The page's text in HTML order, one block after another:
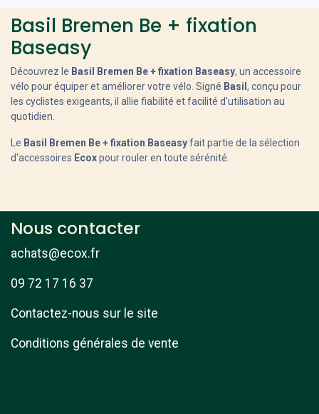
Basil Bremen Be + fixation
Baseasy
Découvrez le Basil Bremen Be + fixation Baseasy, un accessoire
vélo pour équiper et améliorer votre vélo. Signé Basil , conçu pour
les cyclistes exigeants, il allie fiabilité et facilité d'utilisation au
quotidien.
Le Basil Bremen Be + fixation Baseasyfait partie de la sélection
d'accessoires Ecoxpour rouler en toute sérénité.
Nous contacter
achats@ecox.fr
09 72 17 16 37
Contactez-nous sur le site
Conditions générales de vente